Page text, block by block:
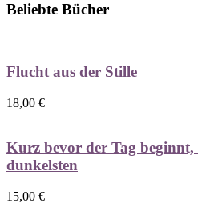
Beliebte Bücher
Flucht aus der Stille
18,00 €
Kurz bevor der Tag beginnt,
dunkelsten
15,00 €